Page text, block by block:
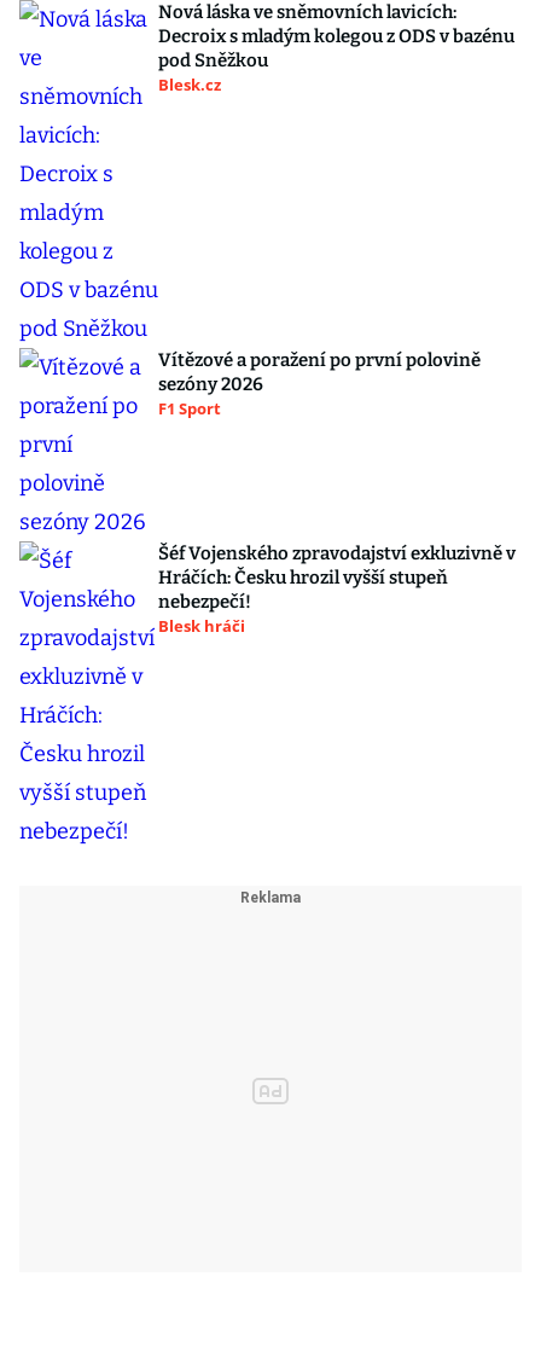
Nová láska ve sněmovních lavicích:
Decroix s mladým kolegou z ODS v bazénu
pod Sněžkou
Blesk.cz
Vítězové a poražení po první polovině
sezóny 2026
F1 Sport
Šéf Vojenského zpravodajství exkluzivně v
Hráčích: Česku hrozil vyšší stupeň
nebezpečí!
Blesk hráči